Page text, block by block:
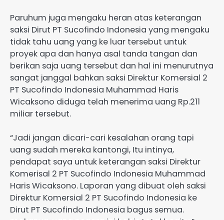
Paruhum juga mengaku heran atas keterangan
saksi Dirut PT Sucofindo Indonesia yang mengaku
tidak tahu uang yang ke luar tersebut untuk
proyek apa dan hanya asal tanda tangan dan
berikan saja uang tersebut dan hal ini menurutnya
sangat janggal bahkan saksi Direktur Komersial 2
PT Sucofindo Indonesia Muhammad Haris
Wicaksono diduga telah menerima uang Rp.211
miliar tersebut.
“Jadi jangan dicari-cari kesalahan orang tapi
uang sudah mereka kantongi, Itu intinya,
pendapat saya untuk keterangan saksi Direktur
Komerisal 2 PT Sucofindo Indonesia Muhammad
Haris Wicaksono. Laporan yang dibuat oleh saksi
Direktur Komersial 2 PT Sucofindo Indonesia ke
Dirut PT Sucofindo Indonesia bagus semua.